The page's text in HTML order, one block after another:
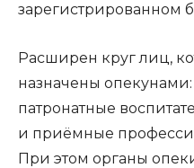
зарегистрированном
Расширен круг лиц,
назначены
патронатные
и приёмные
При этом органы